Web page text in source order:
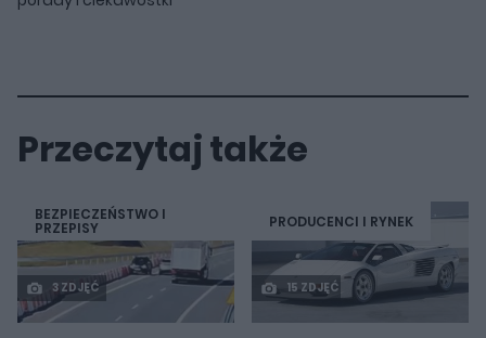
Przeczytaj także
BEZPIECZEŃSTWO I
PRZEPISY
3 ZDJĘĆ
PRODUCENCI I RYNEK
15 ZDJĘĆ